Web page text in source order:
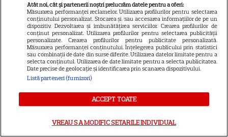
Politica de confidenţialitate
Sitemap
ABONEAZA-TE LA REVISTĂ
Atât noi, cât și partenerii noștri prelucrăm datele pentru a oferi:
Măsurarea performanței reclamelor. Utilizarea profilurilor pentru selectarea
conținutului personalizat. Stocarea și/sau accesarea informațiilor de pe un
dispozitiv. Dezvoltarea și îmbunătățirea serviciilor. Crearea profilurilor de
conținut personalizat. Utilizarea profilurilor pentru selectarea publicității
personalizate. Crearea profilurilor pentru publicitate personalizată.
Măsurarea performanței conținutului. Înțelegerea publicului prin statistici
sau combinații de date din surse diferite. Utilizarea datelor limitate pentru a
selecta conținutul. Utilizarea de date limitate pentru a selecta publicitatea.
Date precise de geolocație și identificarea prin scanarea dispozitivului.
Listă parteneri (furnizori)
ACCEPT TOATE
VREAU SA MODIFIC SETARILE INDIVIDUAL